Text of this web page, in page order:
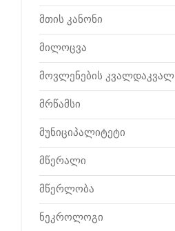
მთის კანონი
მილოცვა
მოვლენების კვალდაკვალ
მრწამსი
მუნიციპალიტეტი
მწერალი
მწერლობა
ნეკროლოგი